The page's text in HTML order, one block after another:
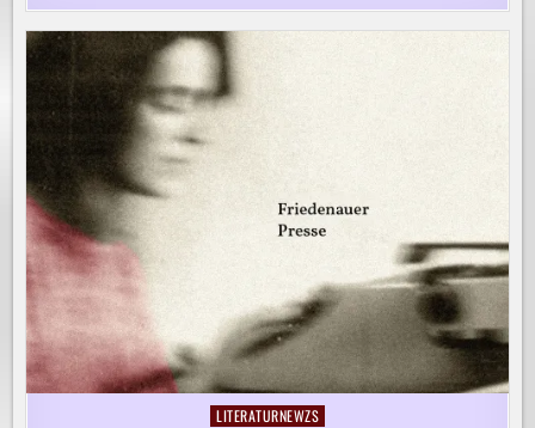
Posted
LITERATURNEWZS